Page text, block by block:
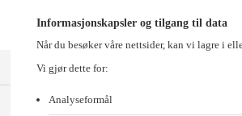
Informasjonskapsler og tilgang til data
Når du besøker våre nettsider, kan vi lagre i
Vi gjør dette for:
Analyseformål